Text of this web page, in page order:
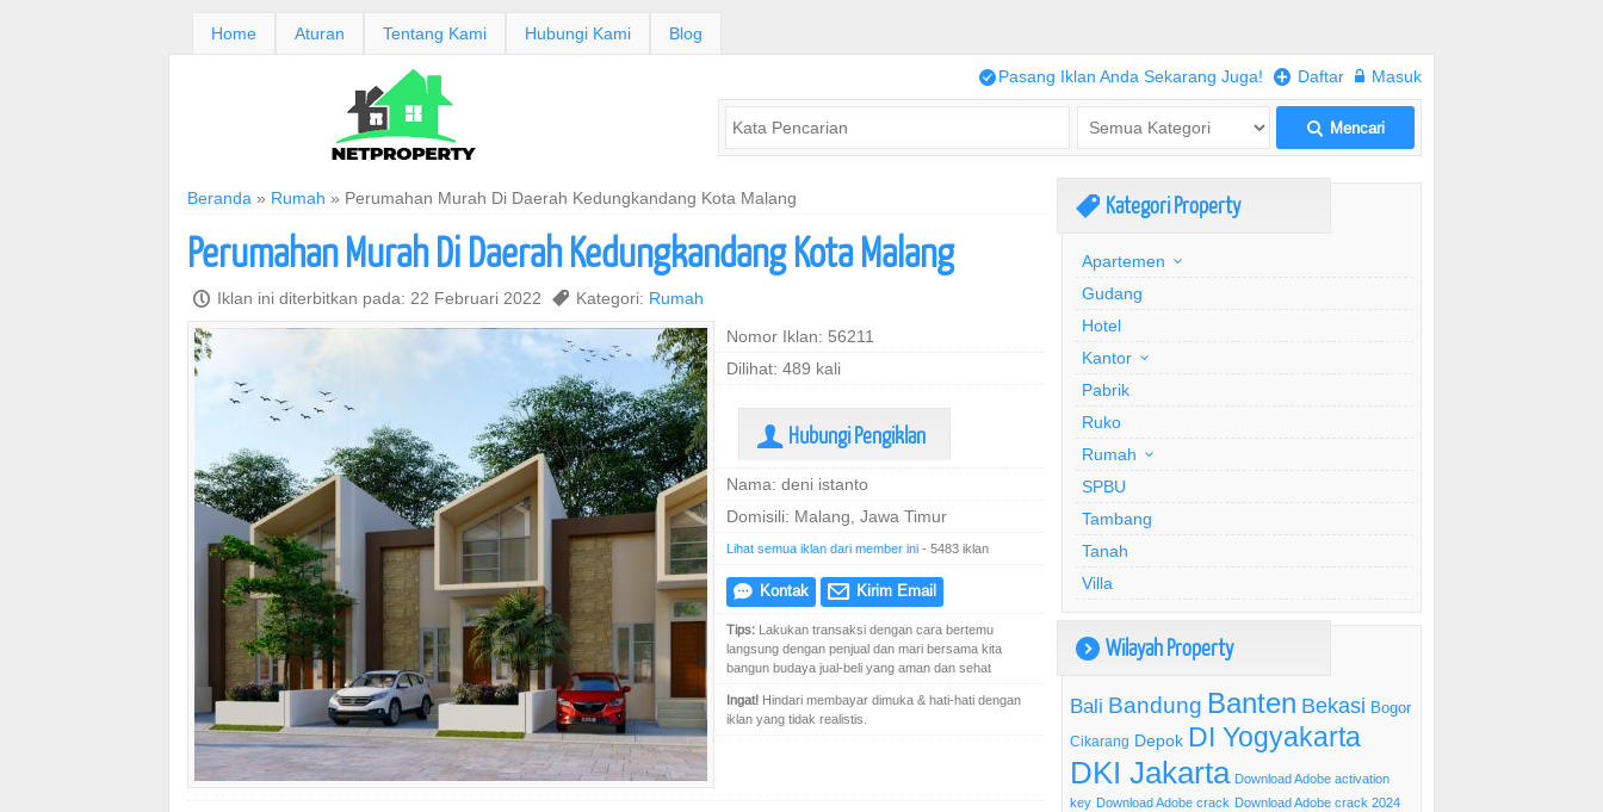
Home Aturan Tentang Kami Hubungi Kami Blog
/Pasang Iklan Anda Sekarang Juga! + Daftar w Masuk
L Mencari
Beranda » Rumah » Perumahan Murah Di Daerah Kedungkandang Kota Malang
Perumahan Murah Di Daerah Kedungkandang Kota Malang
P Iklan ini diterbitkan pada: 22 Februari 2022 , Kategori: Rumah
Nomor Iklan: 56211
Dilihat: 489 kali
U Hubungi Pengiklan
Nama: deni istanto
Domisili: Malang, Jawa Timur
Lihat semua iklan dari member ini - 5483 iklan
e Kontak @ Kirim Email
Tips: Lakukan transaksi dengan cara bertemu
langsung dengan penjual dan mari bersama kita
bangun budaya jual-beli yang aman dan sehat
Ingat! Hindari membayar dimuka & hati-hati dengan
iklan yang tidak realistis.
, Kategori Property
Apartemen
Gudang
Hotel
Kantor
Pabrik
Ruko
Rumah
SPBU
Tambang
Tanah
Villa
) Wilayah Property
Bali Bandung Banten Bekasi Bogor
Cikarang Depok DI Yogyakarta
DKI Jakarta Download Adobe activation
key Download Adobe crack Download Adobe crack 2024